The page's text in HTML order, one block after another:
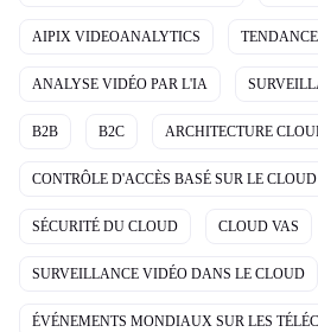
AIPIX VIDEOANALYTICS
ANALYSE VIDÉO PAR L'IA
B2B B2C ARCHITECTURE
CONTRÔLE D'ACCÈS BASÉ SUR LE CLOUD
SÉCURITÉ DU CLOUD CLOUD VAS
SURVEILLANCE VIDÉO DANS LE CLOUD
ÉVÉNEMENTS MONDIAUX SUR LES